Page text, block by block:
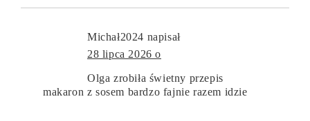
Michał2024 napisał
28 lipca 2026 o
Olga zrobiła świetny przepis
makaron z sosem bardzo fajnie razem idzie